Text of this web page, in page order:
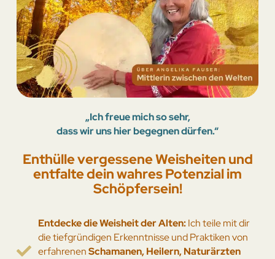
„Ich freue mich so sehr,
dass wir uns hier begegnen dürfen.“
Enthülle vergessene Weisheiten und
entfalte dein wahres Potenzial im
Schöpfersein!
Entdecke die Weisheit der Alten:Ich teile mit dir
die tiefgründigen Erkenntnisse und Praktiken von
erfahrenenSchamanen, Heilern, Naturärzten